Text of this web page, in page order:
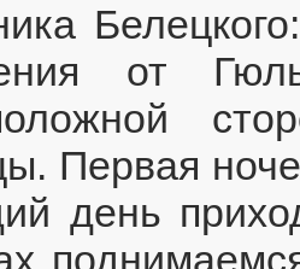
от
Первая
день